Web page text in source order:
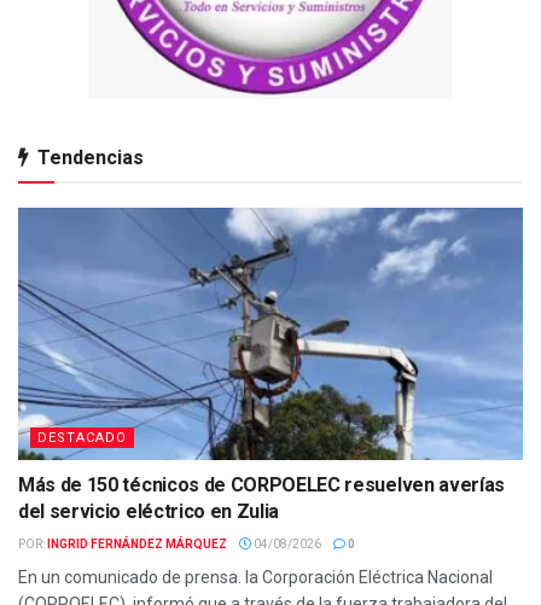
Tendencias
DESTACADO
Más de 150 técnicos de CORPOELEC resuelven averías
del servicio eléctrico en Zulia
POR: INGRID FERNÁNDEZ MÁRQUEZ 04/08/2026 0
En un comunicado de prensa. la Corporación Eléctrica Nacional